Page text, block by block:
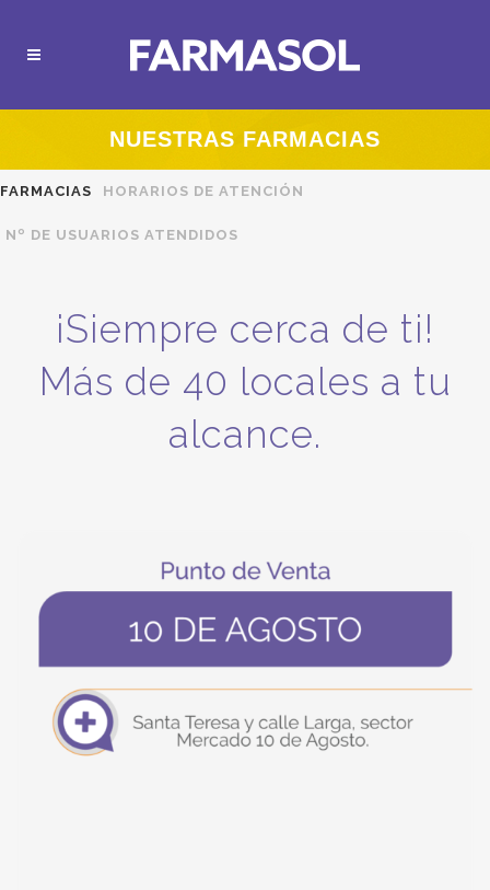
NUESTRAS FARMACIAS
FARMACIAS HORARIOS DE ATENCIÓN
Nº DE USUARIOS ATENDIDOS
¡Siempre cerca de ti!
Más de 40 locales a tu
alcance.